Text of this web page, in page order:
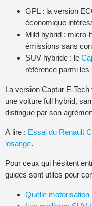
GPL : la version
économique
Mild hybrid : micro-
émissions sans
SUV hybride : le
référence parmi
La version Captur E-
une voiture full hybrid,
distingue par son
À lire : Essai du Renault
losange.
Pour ceux qui hésitent
guides sont utiles pour
Quelle